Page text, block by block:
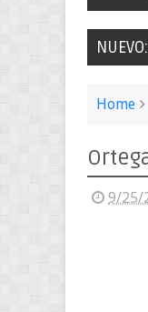
NUEVO:
Home
9/25/